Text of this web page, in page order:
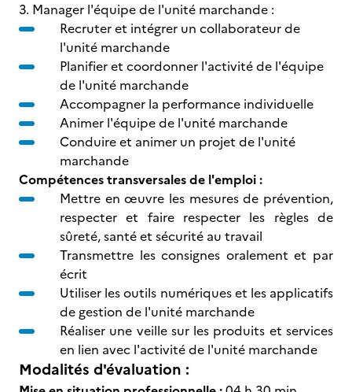
3. Manager l'équipe de l'unité marchande :
Recruter et intégrer un collaborateur de
l'unité marchande
Planifier et coordonner l'activité de l'équipe
de l'unité marchande
Accompagner la performance individuelle
Animer l'équipe de l'unité marchande
Conduire et animer un projet de l'unité
marchande
Compétences transversales de l'emploi :
Mettre en œuvre les mesures de prévention,
respecter et faire respecter les règles de
sûreté, santé et sécurité au travail
Transmettre les consignes oralement et par
écrit
Utiliser les outils numériques et les applicatifs
de gestion de l'unité marchande
Réaliser une veille sur les produits et services
en lien avec l'activité de l'unité marchande
Modalités d'évaluation :